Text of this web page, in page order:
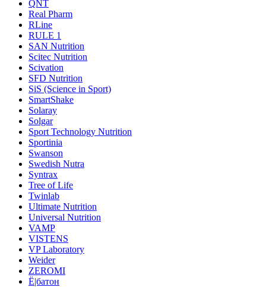
QNT
Real Pharm
RLine
RULE 1
SAN Nutrition
Scitec Nutrition
Scivation
SFD Nutrition
SiS (Science in Sport)
SmartShake
Solaray
Solgar
Sport Technology Nutrition
Sportinia
Swanson
Swedish Nutra
Syntrax
Tree of Life
Twinlab
Ultimate Nutrition
Universal Nutrition
VAMP
VISTENS
VP Laboratory
Weider
ZEROMI
Ё|батон